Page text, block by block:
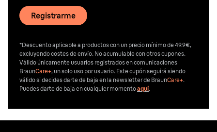
Registrarme
*Descuento aplicable a productos con un precio mínimo de 49.9€,
excluyendo costes de envío. No acumulable con otros cupones.
Válido únicamente usuarios registrados en comunicaciones
BraunCare+, un solo uso por usuario. Este cupón seguirá siendo
válido si decides darte de baja en la newsletter de BraunCare+.
Puedes darte de baja en cualquier momentoaquí.